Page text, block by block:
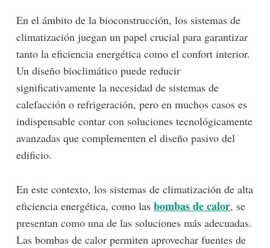
En el ámbito de la bioconstrucción, los sistemas de
climatización juegan un papel crucial para garantizar
tanto la eficiencia energética como el confort interior.
Un diseño bioclimático puede reducir
significativamente la necesidad de sistemas de
calefacción o refrigeración, pero en muchos casos es
indispensable contar con soluciones tecnológicamente
avanzadas que complementen el diseño pasivo del
edificio.
En este contexto, los sistemas de climatización de alta
eficiencia energética, como las bombas de calor, se
presentan como una de las soluciones más adecuadas.
Las bombas de calor permiten aprovechar fuentes de